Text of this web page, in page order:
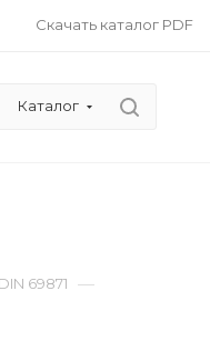
Скачать каталог PDF
Каталог
69871 —